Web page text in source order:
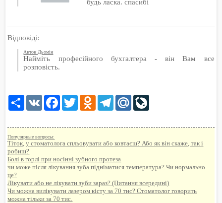
будь ласка. спасибі
Відповіді:
Антон Дьомін
Найміть професійного бухгалтера - він Вам все
розповість.
Share VK Facebook
TwitterOdnoklassniki
TelegramMail.Ru
Популярные вопросы:
Тіток, у стоматолога спльовувати або ковтаєш? Або як він скаже, так і
робиш?
Болі в горлі при носінні зубного протеза
чи може після лікування зуба підніматися температура? Чи нормально
це?
Лікувати або не лікувати зуби зараз? (Питання всередині)
Чи можна вилікувати лазером кісту за 70 тис? Стоматолог говорить
можна тільки за 70 тис.